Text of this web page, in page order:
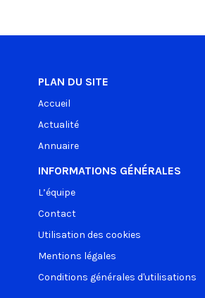
PLAN DU SITE
Accueil
Actualité
Annuaire
INFORMATIONS GÉNÉRALES
L’équipe
Contact
Utilisation des cookies
Mentions légales
Conditions générales d'utilisations